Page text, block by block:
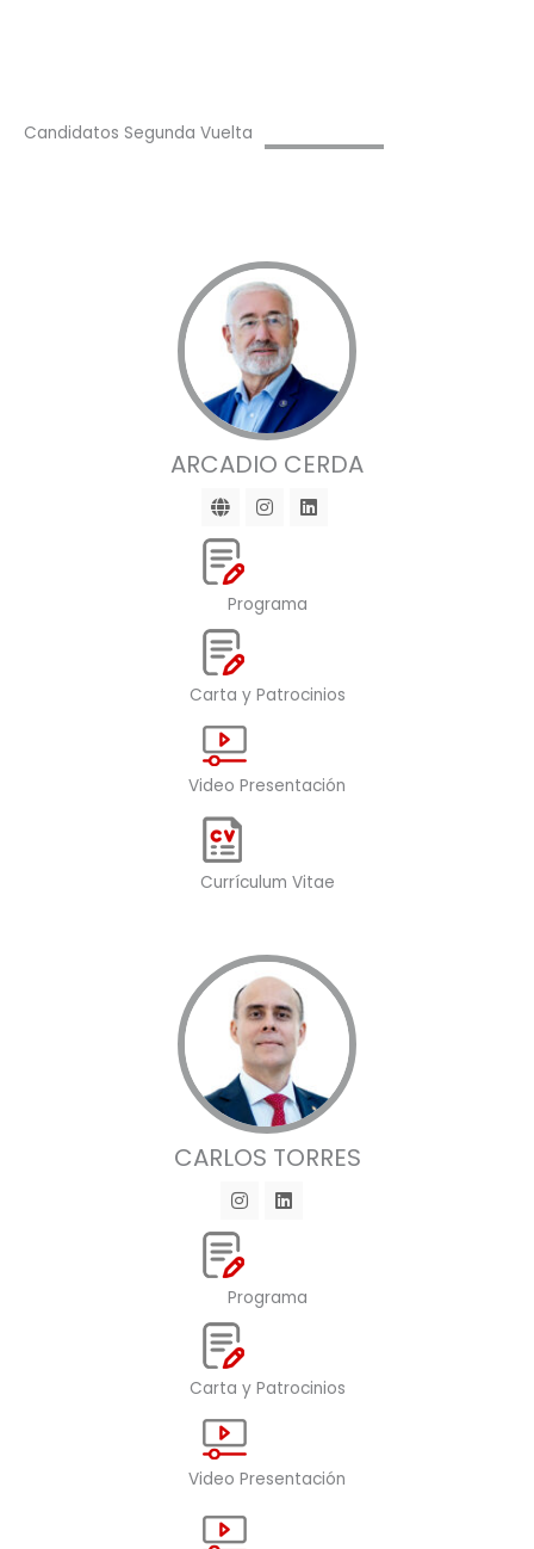
Candidatos Segunda Vuelta
ARCADIO CERDA
G
l
o
b
e
I
n
r
L
i
Programa
Carta y Patrocinios
Video Presentación
Currículum Vitae
CARLOS TORRES
I
n
s
t
a
r
a
m
L
i
i
Programa
Carta y Patrocinios
Video Presentación